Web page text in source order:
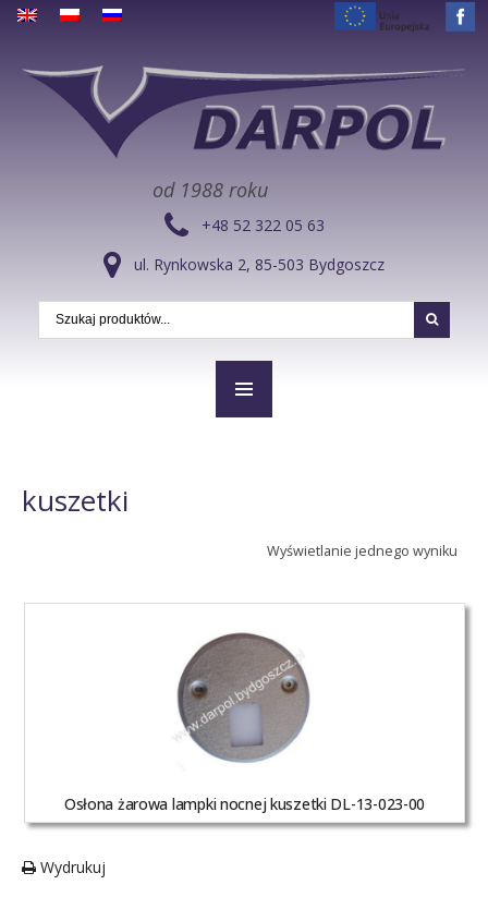
od 1988 roku
+48 52 322 05 63
ul. Rynkowska 2, 85-503 Bydgoszcz
kuszetki
Wyświetlanie jednego wyniku
Osłona żarowa lampki nocnej kuszetki DL-13-023-00
Wydrukuj